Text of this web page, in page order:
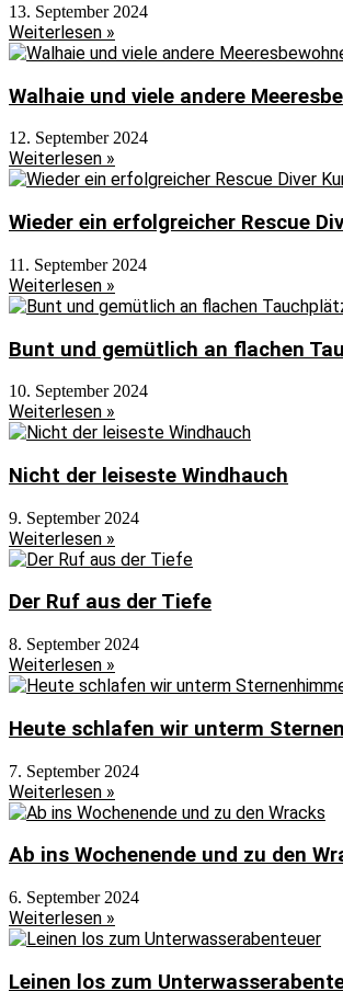
13. September 2024
Weiterlesen »
Walhaie und viele andere
12. September 2024
Weiterlesen »
Wieder ein erfolgreicher Rescue
11. September 2024
Weiterlesen »
Bunt und gemütlich an flachen
10. September 2024
Weiterlesen »
Nicht der leiseste Windhauch
9. September 2024
Weiterlesen »
Der Ruf aus der Tiefe
8. September 2024
Weiterlesen »
Heute schlafen wir unterm
7. September 2024
Weiterlesen »
Ab ins Wochenende und zu den
6. September 2024
Weiterlesen »
Leinen los zum